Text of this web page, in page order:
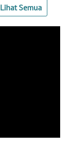
Lihat Semua